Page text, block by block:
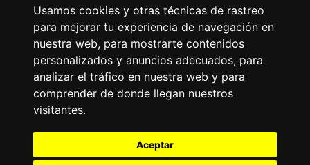
Usamos cookies y otras técnicas de rastreo
para mejorar tu experiencia de navegación en
nuestra web, para mostrarte contenidos
personalizados y anuncios adecuados, para
analizar el tráfico en nuestra web y para
comprender de donde llegan nuestros
visitantes.
Aceptar